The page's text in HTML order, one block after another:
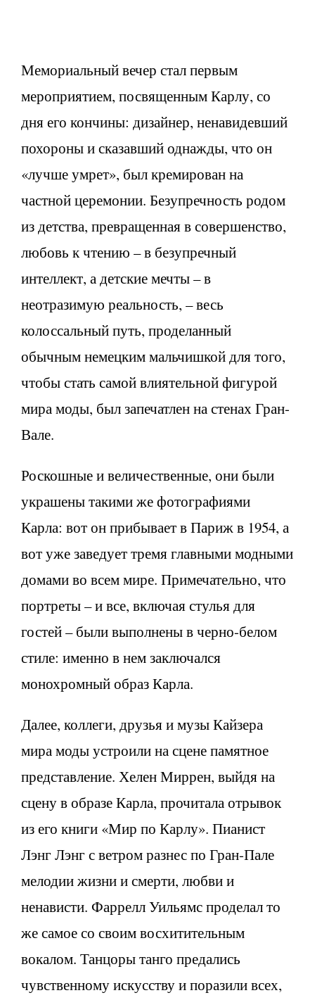
Мемориальный вечер стал первым
мероприятием, посвященным Карлу, со
дня его кончины: дизайнер, ненавидевший
похороны и сказавший однажды, что он
«лучше умрет», был кремирован на
частной церемонии. Безупречность родом
из детства, превращенная в совершенство,
любовь к чтению – в безупречный
интеллект, а детские мечты – в
неотразимую реальность, – весь
колоссальный путь, проделанный
обычным немецким мальчишкой для того,
чтобы стать самой влиятельной фигурой
мира моды, был запечатлен на стенах Гран-
Вале.
Роскошные и величественные, они были
украшены такими же фотографиями
Карла: вот он прибывает в Париж в 1954, а
вот уже заведует тремя главными модными
домами во всем мире. Примечательно, что
портреты – и все, включая стулья для
гостей – были выполнены в черно-белом
стиле: именно в нем заключался
монохромный образ Карла.
Далее, коллеги, друзья и музы Кайзера
мира моды устроили на сцене памятное
представление. Хелен Миррен, выйдя на
сцену в образе Карла, прочитала отрывок
из его книги «Мир по Карлу». Пианист
Лэнг Лэнг с ветром разнес по Гран-Пале
мелодии жизни и смерти, любви и
ненависти. Фаррелл Уильямс проделал то
же самое со своим восхитительным
вокалом. Танцоры танго предались
чувственному искусству и поразили всех,